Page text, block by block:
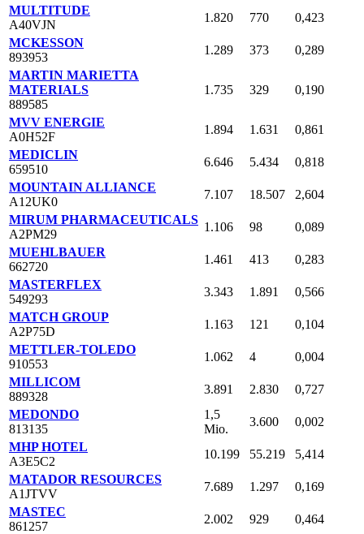
MULTITUDE
A40VJN
1.820 770
0,423
MCKESSON
893953
1.289 373
0,289
MARTIN MARIETTA
MATERIALS
889585
1.735 329 0,190
MVV ENERGIE
A0H52F
1.894 1.631
0,861
MEDICLIN
659510
6.646 5.434
0,818
MOUNTAIN ALLIANCE
A12UK0
7.107 18.507
2,604
MIRUM PHARMACEUTICALS
A2PM29
1.106 98
0,089
MUEHLBAUER
662720
1.461 413
0,283
MASTERFLEX
549293
3.343 1.891
0,566
MATCH GROUP
A2P75D
1.163 121
0,104
METTLER-TOLEDO
910553
1.062 4
0,004
MILLICOM
889328
3.891 2.830
0,727
MEDONDO
813135
1,5
Mio.
3.600
0,002
MHP HOTEL
A3E5C2
10.199 55.219
5,414
MATADOR RESOURCES
A1JTVV
7.689 1.297
0,169
MASTEC
861257
2.002 929
0,464